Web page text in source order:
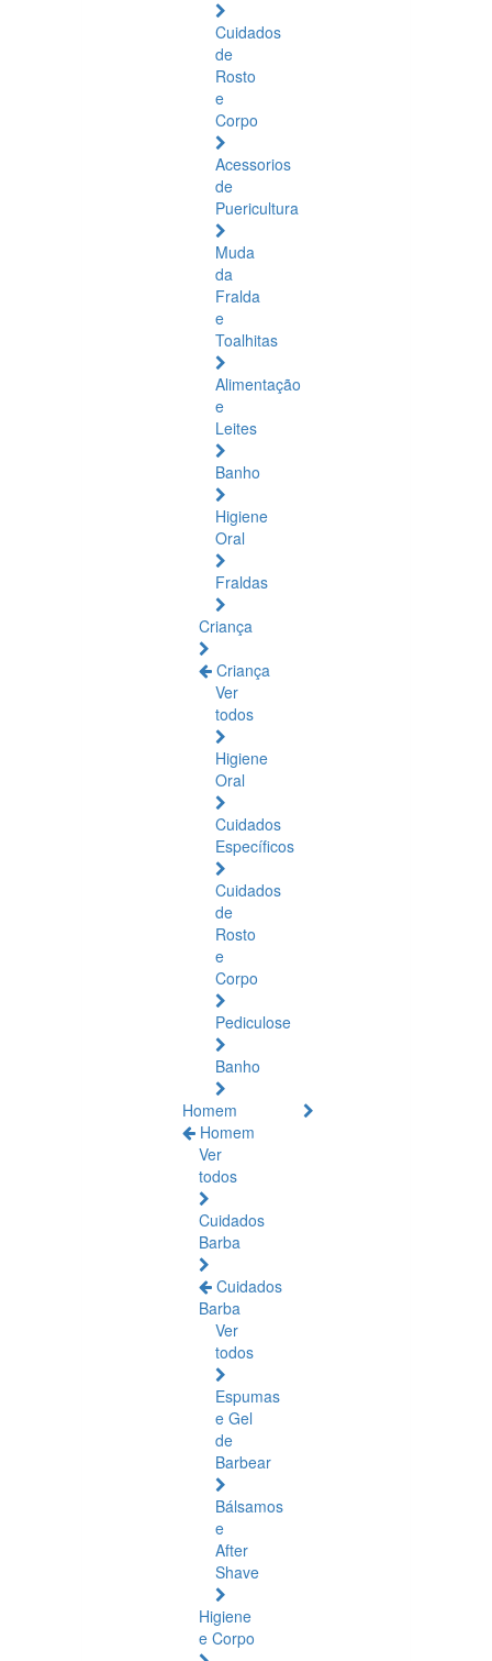
Cuidados
de
Rosto
e
Corpo
Acessorios
de
Puericultura
Muda
da
Fralda
e
Toalhitas
Alimentação
e
Leites
Banho
Higiene
Oral
Fraldas
Criança
Criança
Ver
todos
Higiene
Oral
Cuidados
Específicos
Cuidados
de
Rosto
e
Corpo
Pediculose
Banho
Homem
Homem
Ver
todos
Cuidados
Barba
Cuidados
Barba
Ver
todos
Espumas
e Gel
de
Barbear
Bálsamos
e
After
Shave
Higiene
e Corpo